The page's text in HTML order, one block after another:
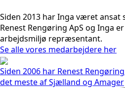
Siden 2013 har Inga været
Renest Rengøring ApS og Inga
arbejdsmiljø repræsentant.
Se alle vores medarbejdere her
Siden 2006 har Renest
det meste af Sjælland og Amager